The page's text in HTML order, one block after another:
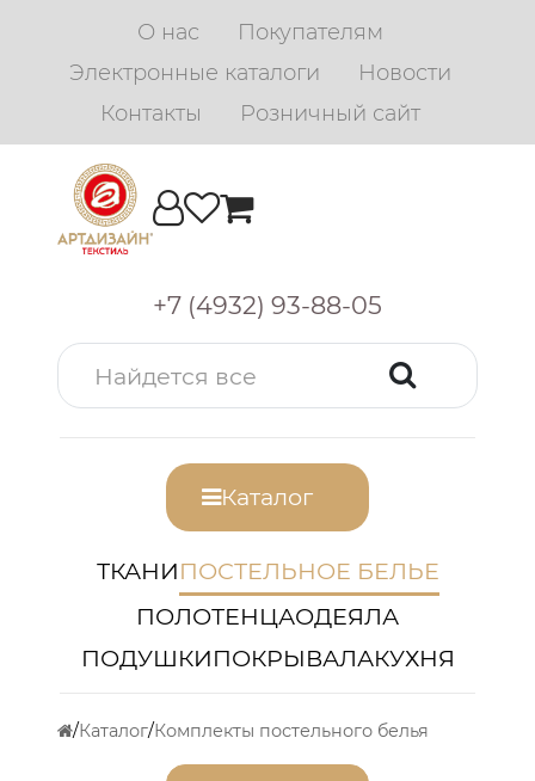
О нас
Покупателям
Электронные каталоги
Новости
Контакты
Розничный сайт
+7 (4932) 93-88-05
Каталог
ТКАНИПОСТЕЛЬНОЕ БЕЛЬЕ
ПОЛОТЕНЦАОДЕЯЛА
ПОДУШКИПОКРЫВАЛАКУХНЯ
Каталог Комплекты постельного белья